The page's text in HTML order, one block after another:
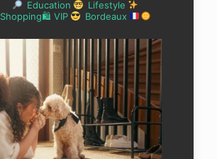
Education
Lifestyle
Shopping🛍 VIP
Bordeaux